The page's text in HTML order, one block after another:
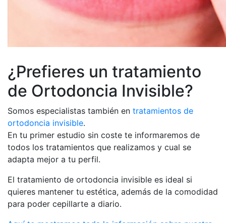
¿Prefieres un tratamiento
de Ortodoncia Invisible?
Somos especialistas también en tratamientos de
ortodoncia invisible.
En tu primer estudio sin coste te informaremos de
todos los tratamientos que realizamos y cual se
adapta mejor a tu perfil.
El tratamiento de ortodoncia invisible es ideal si
quieres mantener tu estética, además de la comodidad
para poder cepillarte a diario.